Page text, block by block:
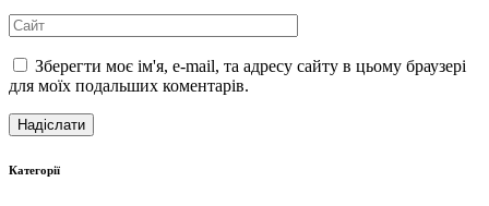
Зберегти моє ім'я, e-mail, та адресу сайту в цьому браузері
для моїх подальших коментарів.
Категорії